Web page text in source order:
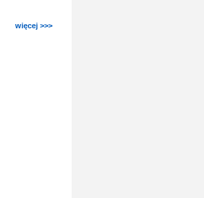
więcej >>>